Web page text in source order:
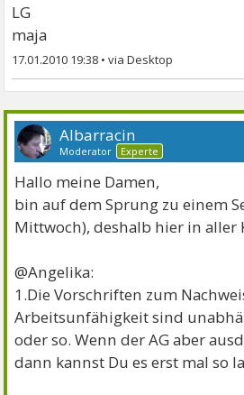
LG
maja
17.01.2010 19:38 •
Albarracin
Moderator Experte
Hallo meine Damen,
bin auf dem Sprung zu einem
Mittwoch), deshalb hier in aller
@Angelika:
1.Die Vorschriften zum
Arbeitsunfähigkeit sind
oder so. Wenn der AG aber
dann kannst Du es erst mal so